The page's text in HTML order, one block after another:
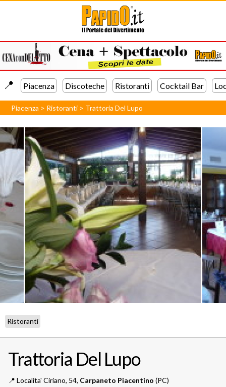
📍️ Piacenza Discoteche Ristoranti Cocktail Bar
Piacenza > Ristoranti > Trattoria Del Lupo
Ristoranti
Trattoria Del Lupo
📍️ Localita' Ciriano, 54, Carpaneto Piacentino (PC)